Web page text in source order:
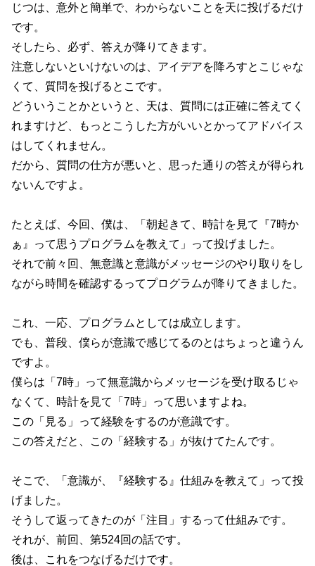
じつは、意外と簡単で、わからないことを天に投げるだけ
です。
そしたら、必ず、答えが降りてきます。
注意しないといけないのは、アイデアを降ろすとこじゃな
くて、質問を投げるとこです。
どういうことかというと、天は、質問には正確に答えてく
れますけど、もっとこうした方がいいとかってアドバイス
はしてくれません。
だから、質問の仕方が悪いと、思った通りの答えが得られ
ないんですよ。
たとえば、今回、僕は、「朝起きて、時計を見て『7時か
ぁ』って思うプログラムを教えて」って投げました。
それで前々回、無意識と意識がメッセージのやり取りをし
ながら時間を確認するってプログラムが降りてきました。
これ、一応、プログラムとしては成立します。
でも、普段、僕らが意識で感じてるのとはちょっと違うん
ですよ。
僕らは「7時」って無意識からメッセージを受け取るじゃ
なくて、時計を見て「7時」って思いますよね。
この「見る」って経験をするのが意識です。
この答えだと、この「経験する」が抜けてたんです。
そこで、「意識が、『経験する』仕組みを教えて」って投
げました。
そうして返ってきたのが「注目」するって仕組みです。
それが、前回、第524回の話です。
後は、これをつなげるだけです。